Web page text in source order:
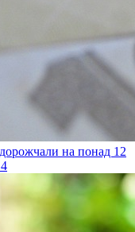
на понад 12
4